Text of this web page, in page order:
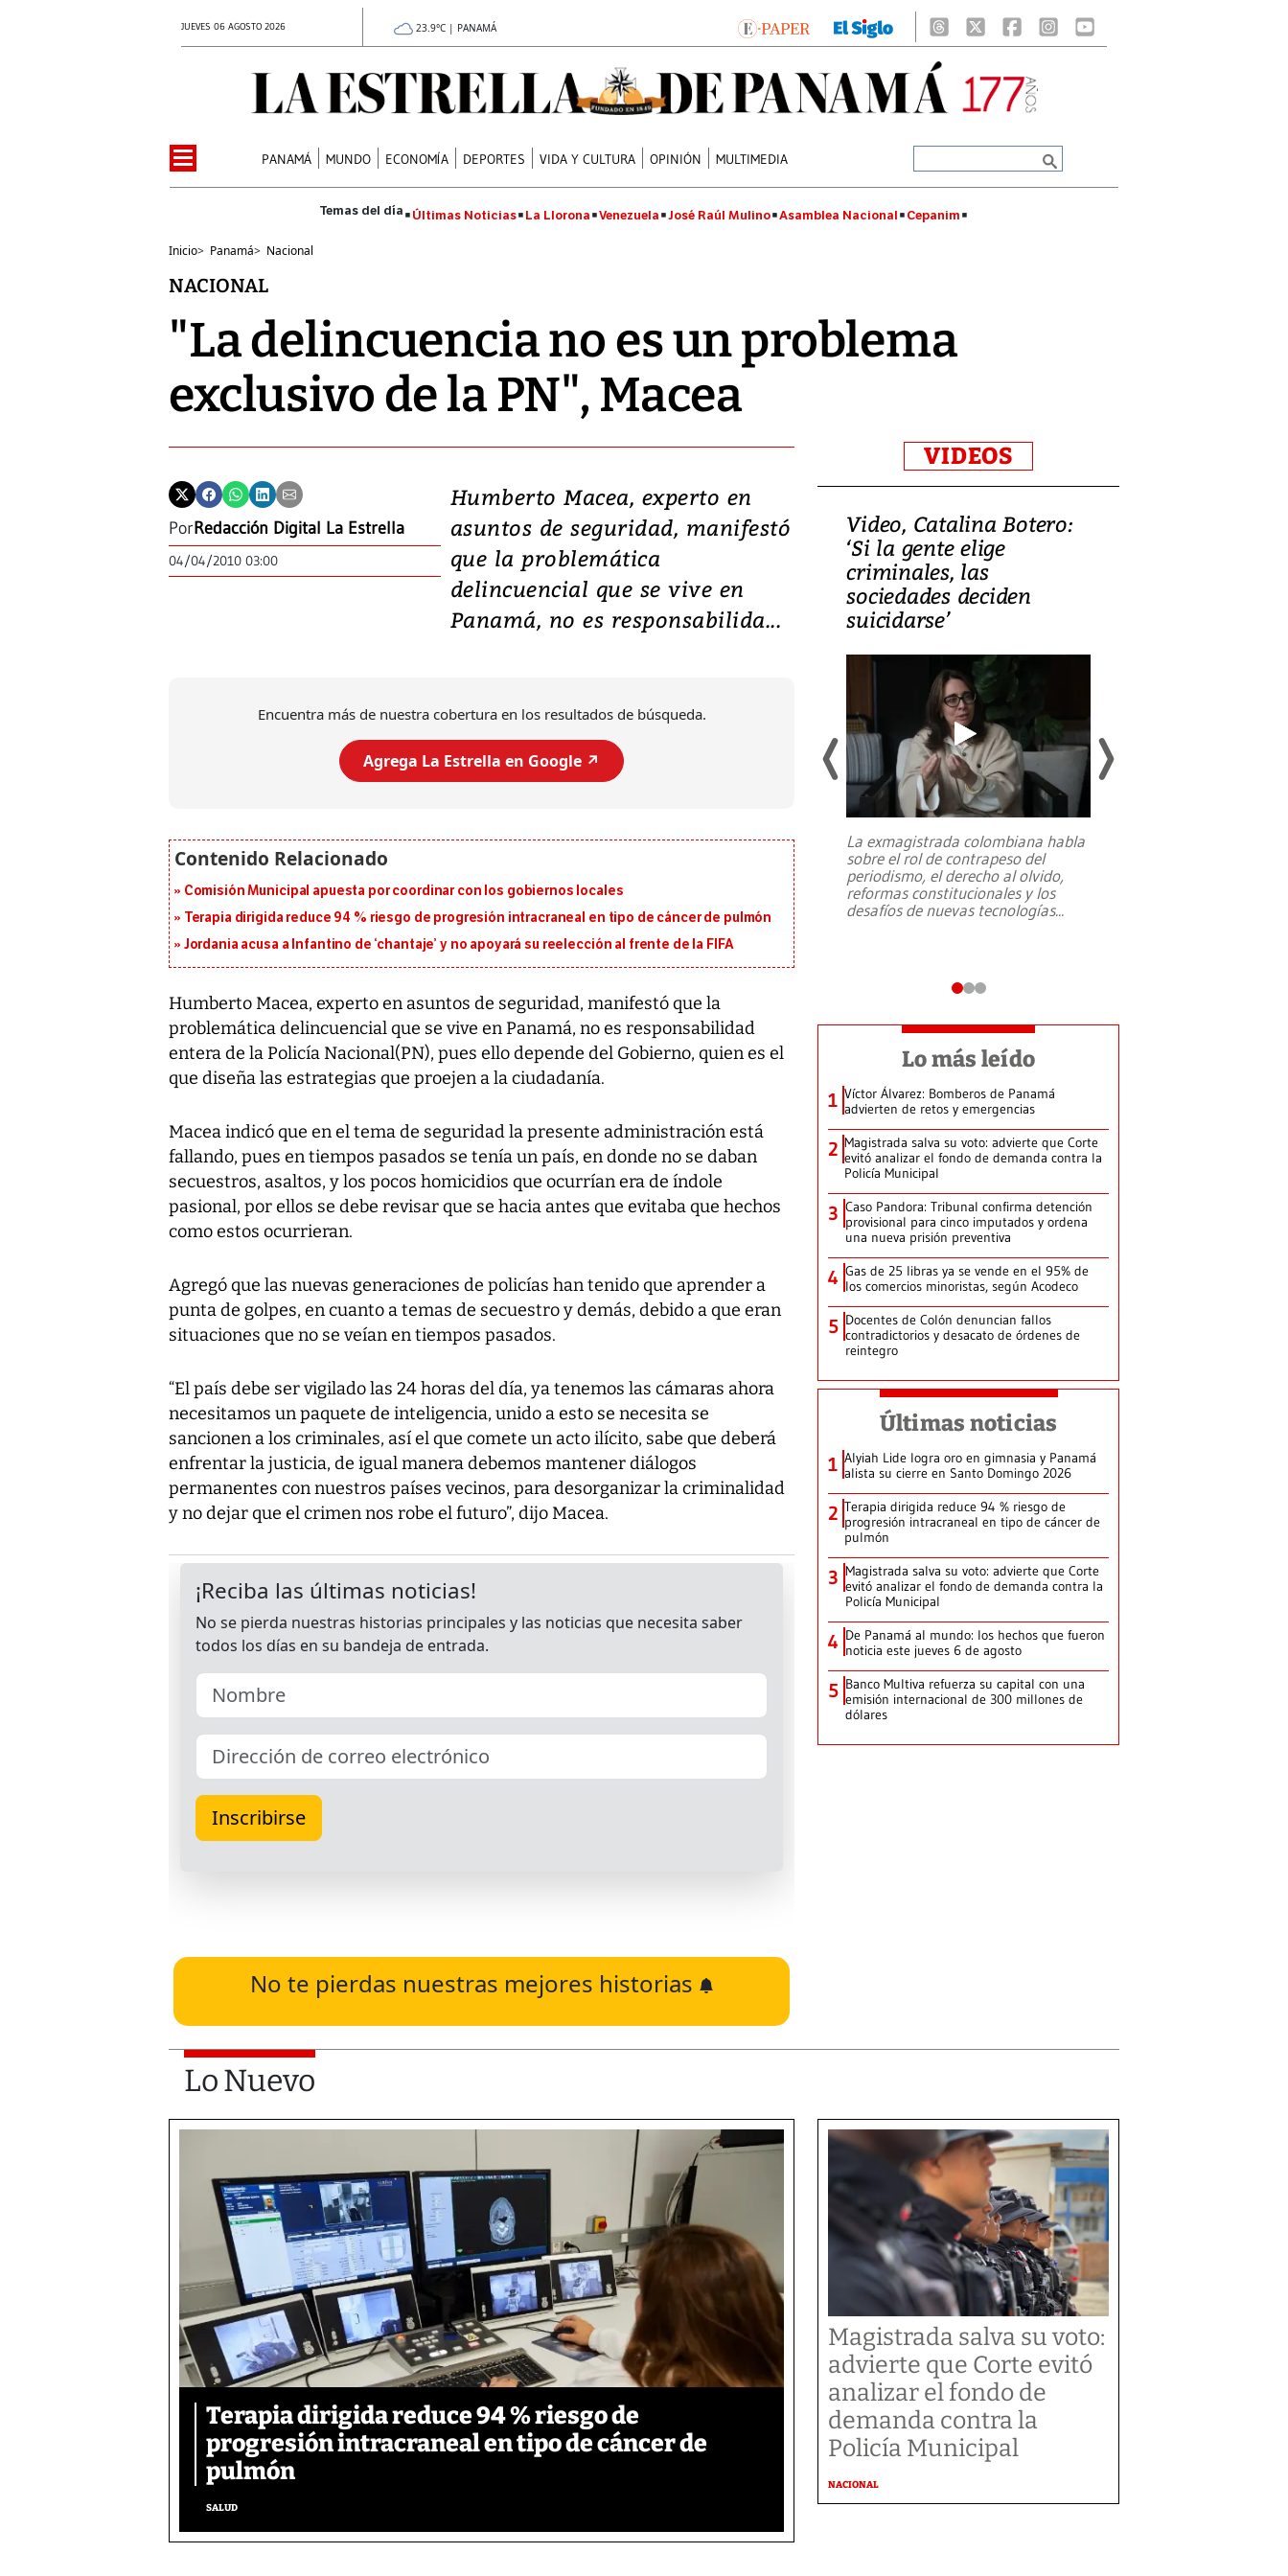
JUEVES 06 AGOSTO 2026 23.9°C | PANAMÁ
PANAMÁ MUNDO ECONOMÍA DEPORTES VIDA Y CULTURA OPINIÓN MULTIMEDIA
Últimas Noticias La Llorona Venezuela José Raúl Mulino Asamblea Nacional Cepanim
Inicio> Panamá> Nacional
NACIONAL
"La delincuencia no es un problema
exclusivo de la PN", Macea
PorRedacción Digital La Estrella
04/04/2010 03:00
Humberto Macea, experto en
asuntos de seguridad, manifestó
que la problemática
delincuencial que se vive en
Panamá, no es responsabilida...
Encuentra más de nuestra cobertura en los resultados de búsqueda.
Agrega La Estrella en Google ↗️
Comisión Municipal apuesta por coordinar con los gobiernos locales
Terapia dirigida reduce 94 % riesgo de progresión intracraneal en tipo de cáncer de pulmón
Jordania acusa a Infantino de ‘chantaje’ y no apoyará su reelección al frente de la FIFA
Humberto Macea, experto en asuntos de seguridad, manifestó que la
problemática delincuencial que se vive en Panamá, no es responsabilidad
entera de la Policía Nacional(PN), pues ello depende del Gobierno, quien es el
que diseña las estrategias que proejen a la ciudadanía.
Macea indicó que en el tema de seguridad la presente administración está
fallando, pues en tiempos pasados se tenía un país, en donde no se daban
secuestros, asaltos, y los pocos homicidios que ocurrían era de índole
pasional, por ellos se debe revisar que se hacia antes que evitaba que hechos
como estos ocurrieran.
Agregó que las nuevas generaciones de policías han tenido que aprender a
punta de golpes, en cuanto a temas de secuestro y demás, debido a que eran
situaciones que no se veían en tiempos pasados.
“El país debe ser vigilado las 24 horas del día, ya tenemos las cámaras ahora
necesitamos un paquete de inteligencia, unido a esto se necesita se
sancionen a los criminales, así el que comete un acto ilícito, sabe que deberá
enfrentar la justicia, de igual manera debemos mantener diálogos
permanentes con nuestros países vecinos, para desorganizar la criminalidad
y no dejar que el crimen nos robe el futuro”, dijo Macea.
No te pierdas nuestras mejores historias
VIDEOS
Video, Japón: Terremoto
deja heridos y graves
daños en Kumamoto
al sur de Japón, provocando una
Video, Catalina Botero:
‘Si la gente elige
criminales, las
sociedades deciden
suicidarse’
La exmagistrada colombiana habla
sobre el rol de contrapeso del
periodismo, el derecho al olvido,
reformas constitucionales y los
desafíos de nuevas tecnologías...
Lo más leído
1 Víctor Álvarez: Bomberos de Panamá
advierten de retos y emergencias
2 Magistrada salva su voto: advierte que Corte
evitó analizar el fondo de demanda contra la
Policía Municipal
3 Caso Pandora: Tribunal confirma detención
provisional para cinco imputados y ordena
una nueva prisión preventiva
4 Gas de 25 libras ya se vende en el 95% de
los comercios minoristas, según Acodeco
5 Docentes de Colón denuncian fallos
contradictorios y desacato de órdenes de
reintegro
Últimas noticias
1 Alyiah Lide logra oro en gimnasia y Panamá
alista su cierre en Santo Domingo 2026
2 Terapia dirigida reduce 94 % riesgo de
progresión intracraneal en tipo de cáncer de
pulmón
3 Magistrada salva su voto: advierte que Corte
evitó analizar el fondo de demanda contra la
Policía Municipal
4 De Panamá al mundo: los hechos que fueron
noticia este jueves 6 de agosto
5 Banco Multiva refuerza su capital con una
emisión internacional de 300 millones de
dólares
Lo Nuevo
Terapia dirigida reduce 94 % riesgo de
progresión intracraneal en tipo de cáncer de
pulmón
SALUD
Magistrada salva su voto:
advierte que Corte evitó
analizar el fondo de
demanda contra la
Policía Municipal
NACIONAL